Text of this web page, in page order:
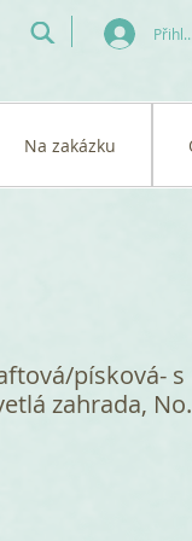
Na zakázku
písková- s
zahrada,